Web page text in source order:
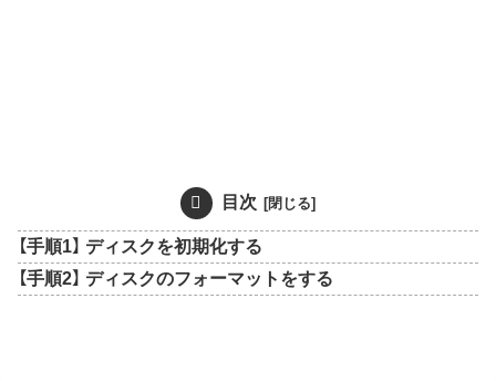
目次
【手順1】 ディスクを初期化する
【手順2】 ディスクのフォーマットをする